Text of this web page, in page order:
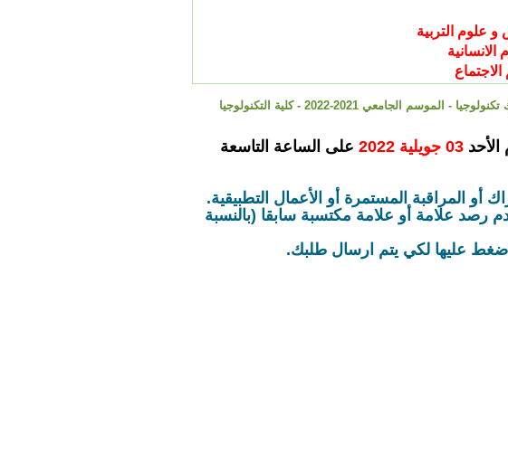
علوم التربية
الانسانية
2021-2022 - كلية التكنولوجيا
03 جويلية 2022
على الساعة التاسعة
المراقبة المستمرة أو الأعمال التطبيقية.
رصد علامة أو علامة مكتسبة سابقا (بالنسبة
اضغط عليها لكي يتم ارسال طلبك.